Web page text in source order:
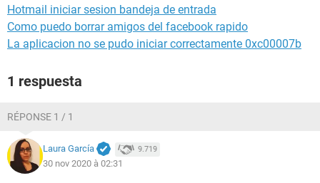
Hotmail iniciar sesion bandeja de entrada
Como puedo borrar amigos del facebook rapido
La aplicacion no se pudo iniciar correctamente 0xc00007b
1 respuesta
RÉPONSE 1 / 1
Laura García 9.719
30 nov 2020 à 02:31